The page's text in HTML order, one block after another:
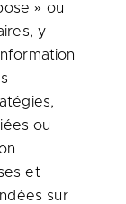
» ou
y
ou
et
sur